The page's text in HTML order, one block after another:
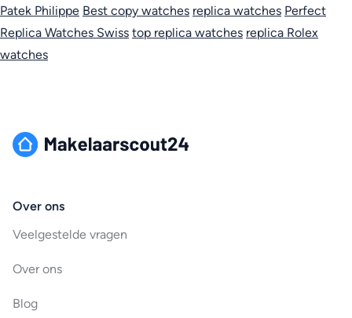
Patek Philippe Best copy watches replica watches Perfect
Replica Watches Swiss top replica watches replica Rolex
watches
Over ons
Veelgestelde vragen
Over ons
Blog